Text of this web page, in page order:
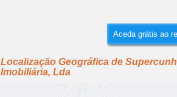
Aceda grátis ao
Localização Geográfica de
Imobiliária, Lda